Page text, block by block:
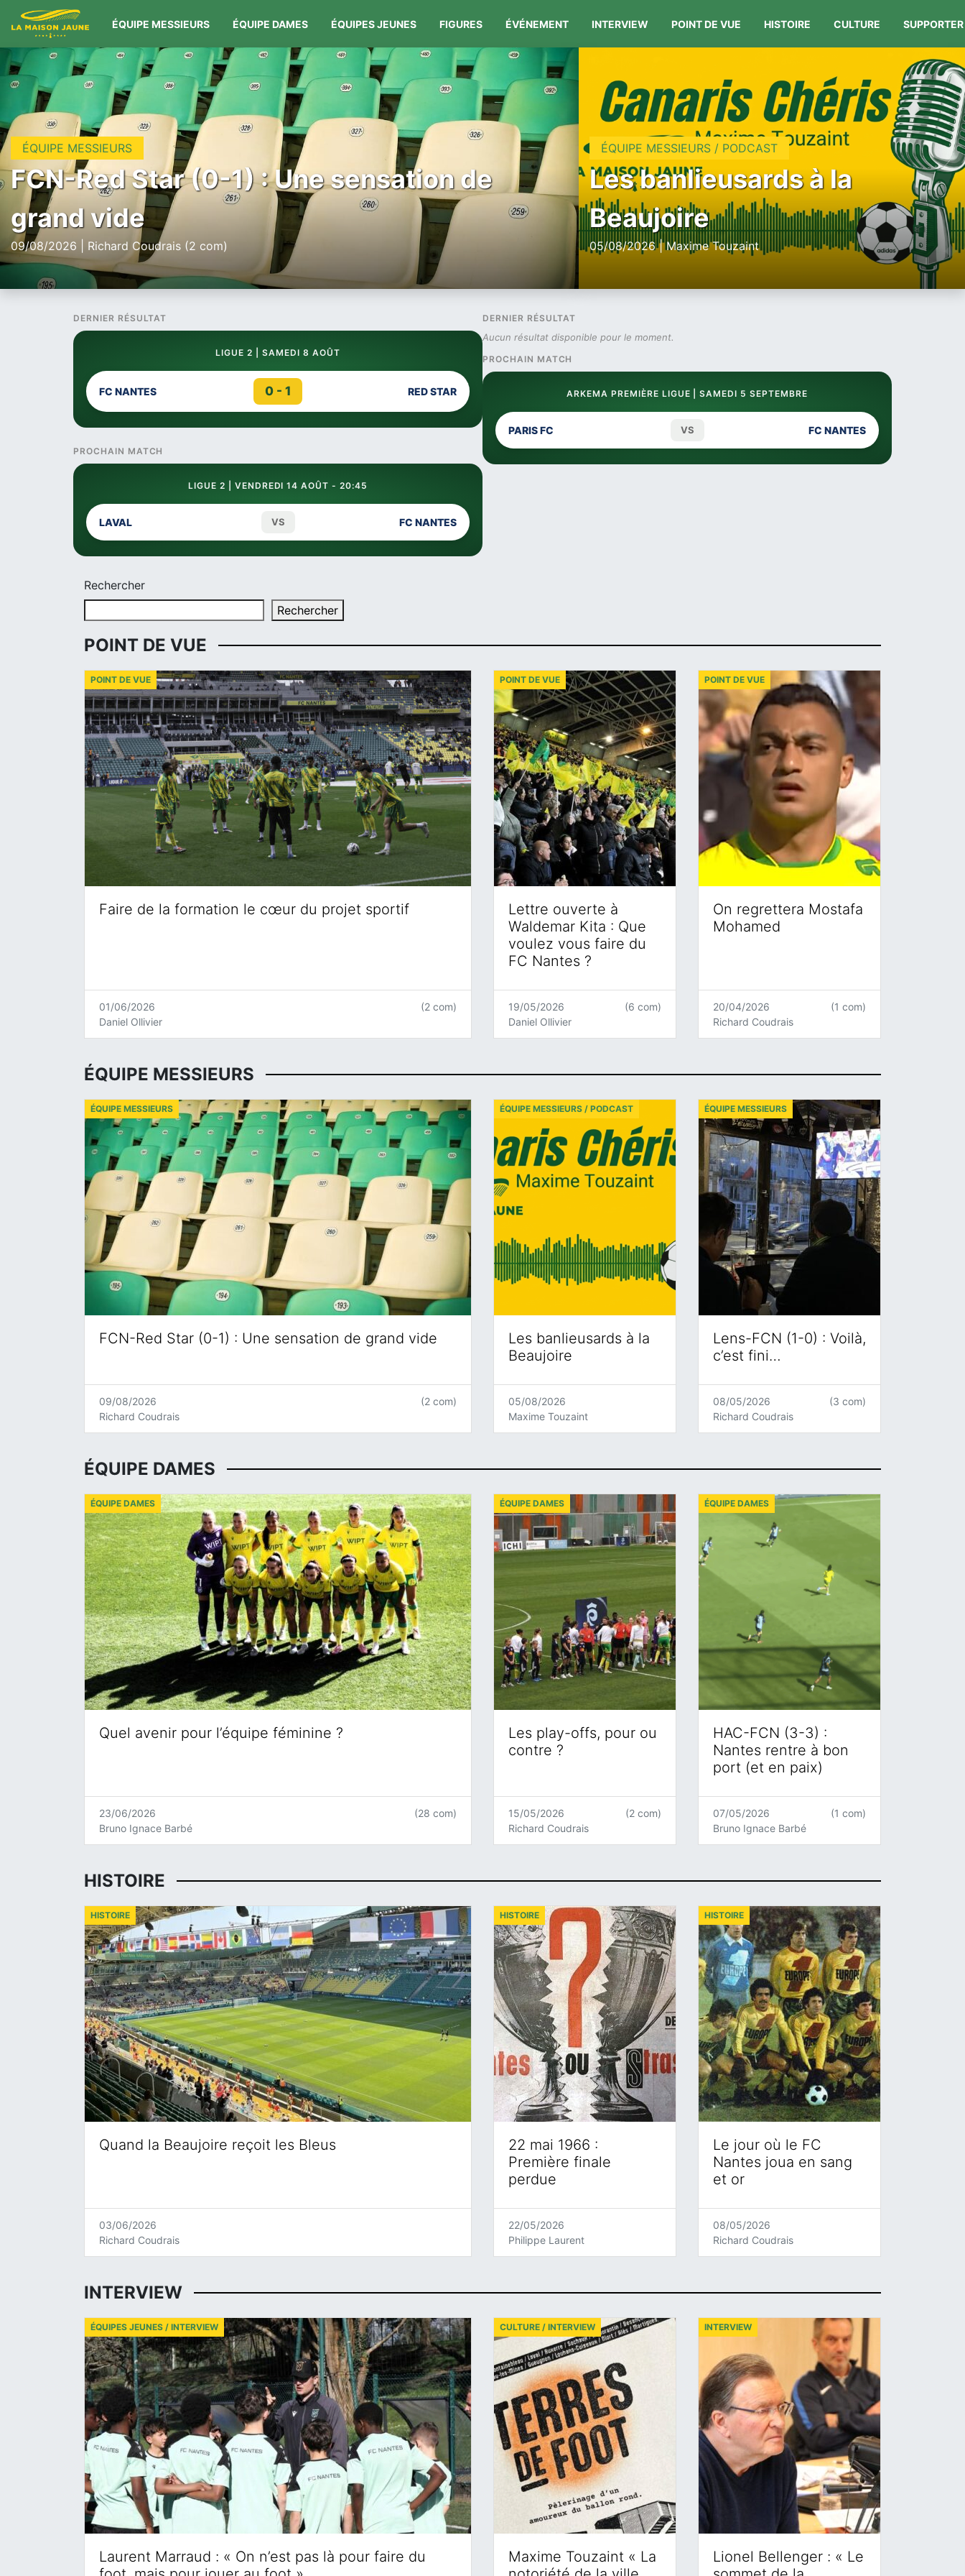
ÉQUIPE MESSIEURS ÉQUIPE DAMES ÉQUIPES JEUNES FIGURES ÉVÉNEMENT INTERVIEW POINT DE VUE HISTOIRE CULTURE SUPPORTER
ÉQUIPE MESSIEURS
FCN-Red Star (0-1) : Une sensation de
grand vide
09/08/2026 | Richard Coudrais (2 com)
ÉQUIPE MESSIEURS / PODCAST
Les banlieusards à la
Beaujoire
05/08/2026 | Maxime Touzaint
DERNIER RÉSULTAT
LIGUE 2 | SAMEDI 8 AOÛT
FC NANTES 0 - 1 RED STAR
PROCHAIN MATCH
LIGUE 2 | VENDREDI 14 AOÛT - 20:45
LAVAL VS FC NANTES
DERNIER RÉSULTAT
Aucun résultat disponible pour le moment.
PROCHAIN MATCH
ARKEMA PREMIÈRE LIGUE | SAMEDI 5 SEPTEMBRE
PARIS FC VS FC NANTES
Rechercher
Rechercher
POINT DE VUE
Faire de la formation le cœur du projet sportif
POINT DE VUE
01/06/2026
Daniel Ollivier
(2 com)
Lettre ouverte à
Waldemar Kita : Que
voulez vous faire du
FC Nantes ?
POINT DE VUE
19/05/2026
Daniel Ollivier
(6 com)
On regrettera Mostafa
Mohamed
POINT DE VUE
20/04/2026
Richard Coudrais
(1 com)
ÉQUIPE MESSIEURS
FCN-Red Star (0-1) : Une sensation de grand vide
ÉQUIPE MESSIEURS
09/08/2026
Richard Coudrais
(2 com)
Les banlieusards à la
Beaujoire
ÉQUIPE MESSIEURS / PODCAST
05/08/2026
Maxime Touzaint
Lens-FCN (1-0) : Voilà,
c’est fini…
ÉQUIPE MESSIEURS
08/05/2026
Richard Coudrais
(3 com)
ÉQUIPE DAMES
Quel avenir pour l’équipe féminine ?
ÉQUIPE DAMES
23/06/2026
Bruno Ignace Barbé
(28 com)
Les play-offs, pour ou
contre ?
ÉQUIPE DAMES
15/05/2026
Richard Coudrais
(2 com)
HAC-FCN (3-3) :
Nantes rentre à bon
port (et en paix)
ÉQUIPE DAMES
07/05/2026
Bruno Ignace Barbé
(1 com)
HISTOIRE
Quand la Beaujoire reçoit les Bleus
HISTOIRE
03/06/2026
Richard Coudrais
22 mai 1966 :
Première finale
perdue
HISTOIRE
22/05/2026
Philippe Laurent
Le jour où le FC
Nantes joua en sang
et or
HISTOIRE
08/05/2026
Richard Coudrais
INTERVIEW
Laurent Marraud : « On n’est pas là pour faire du
ÉQUIPES JEUNES / INTERVIEW
Maxime Touzaint « La
CULTURE / INTERVIEW
Lionel Bellenger : « Le
INTERVIEW